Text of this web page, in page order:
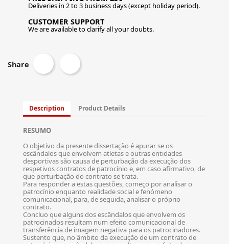
Deliveries in 2 to 3 business days (except holiday period).
CUSTOMER SUPPORT
We are available to clarify all your doubts.
Share
Description Product Details
RESUMO
O objetivo da presente dissertação é apurar se os
escândalos que envolvem atletas e outras entidades
desportivas são causa de perturbação da execução dos
respetivos contratos de patrocínio e, em caso afirmativo, de
que perturbação do contrato se trata.
Para responder a estas questões, começo por analisar o
patrocínio enquanto realidade social e fenómeno
comunicacional, para, de seguida, analisar o próprio
contrato.
Concluo que alguns dos escândalos que envolvem os
patrocinados resultam num efeito comunicacional de
transferência de imagem negativa para os patrocinadores.
Sustento que, no âmbito da execução de um contrato de